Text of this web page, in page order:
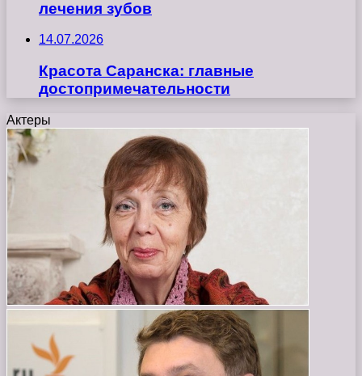
лечения зубов
14.07.2026
Красота Саранска: главные
достопримечательности
Актеры